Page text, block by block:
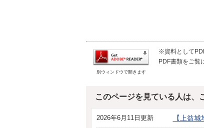
別ウィンドウで開きます
※資料として
PDF書類をご覧
このページを見ている人は、
2026年6月11日更新 【上益